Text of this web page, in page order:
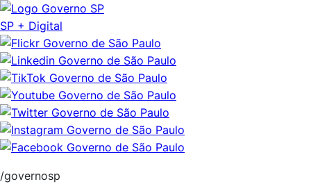
Pular
para
o
conteúdo
SP + Digital
/governosp